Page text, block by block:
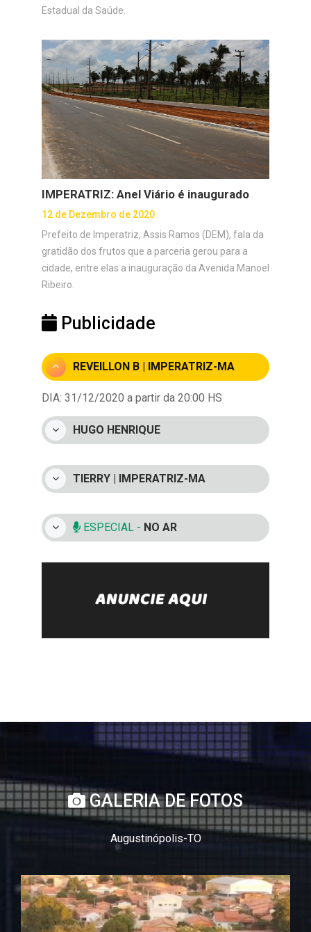
Estadual da Saúde.
IMPERATRIZ: Anel Viário é inaugurado
12 de Dezembro de 2020
Prefeito de Imperatriz, Assis Ramos (DEM), fala da
gratidão dos frutos que a parceria gerou para a
cidade, entre elas a inauguração da Avenida Manoel
Ribeiro.
Publicidade
REVEILLON B | IMPERATRIZ-MA
DIA: 31/12/2020 a partir da 20:00 HS
HUGO HENRIQUE
TIERRY | IMPERATRIZ-MA
ESPECIAL - NO AR
GALERIA DE FOTOS
Augustinópolis-TO